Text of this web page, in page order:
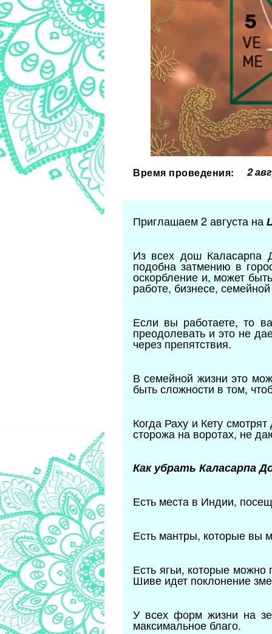
Время проведения: 2
Приглашаем 2 августа на
Из всех дош Каласарпа
подобна затмению в
оскорбление и, может
работе, бизнесе,
Если вы работаете, то
преодолевать и это не
через препятствия.
В семейной жизни это
быть сложности в том,
Когда Раху и Кету
сторожа на воротах, не
Как убрать Каласарпа
Есть места в Индии,
Есть мантры, которые вы
Есть ягьи, которые
Шиве идет поклонение
У всех форм жизни на
максимальное благо.